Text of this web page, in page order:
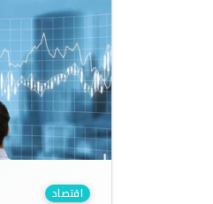
اقتصاد